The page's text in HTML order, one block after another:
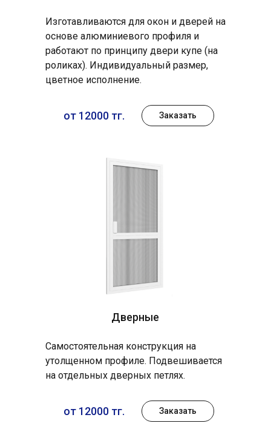
Дверные
Изготавливаются для окон и дверей на
основе алюминиевого профиля и
работают по принципу двери купе (на
роликах). Индивидуальный размер,
цветное исполнение.
Самостоятельная конструкция на
утолщенном профиле. Подвешивается
на отдельных дверных петлях.
от 12000 тг.
от 12000 тг.
Заказать
Заказать